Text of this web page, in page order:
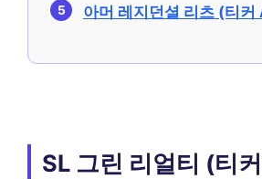
아머 레지던셜 리츠 (티커
SL 그린 리얼티 (티